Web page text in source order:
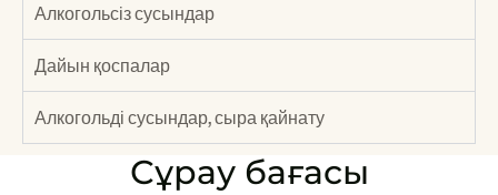
Алкогольсіз сусындар
Дайын қоспалар
Алкогольді сусындар, сыра қайнату
Сұрау бағасы